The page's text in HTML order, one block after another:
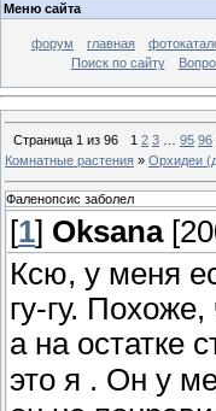
Меню сайта
форум главная
Поиск по сайту
Страница 1 из 96 1 2 3 95 96
Комнатные растения » Орхидеи
Фаленопсис заболел
[1] Oksana
Ксю, у меня
гу-гу.
а на остатке
это я . Он у